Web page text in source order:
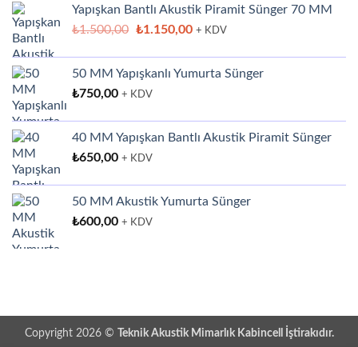
Yapışkan Bantlı Akustik Piramit Sünger 70 MM
₺1.500,00 Orijinal
₺1.150,00Şu
₺1.150,00.
+ KDV
50 MM Yapışkanlı Yumurta Sünger
₺750,00 + KDV
40 MM Yapışkan Bantlı Akustik Piramit Sünger
₺650,00 + KDV
50 MM Akustik Yumurta Sünger
₺600,00 + KDV
Copyright 2026 © Teknik Akustik Mimarlık Kabincell İştirakıdır.